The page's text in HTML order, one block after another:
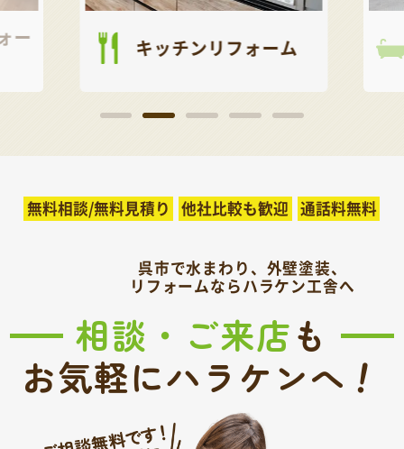
ー キッチンリフォーム
無料相談/無料見積り 他社比較も歓迎 通話料無料
呉市で水まわり、外壁塗装、
リフォームならハラケン工舎へ
相談・ご来店も
お気軽にハラケンへ！